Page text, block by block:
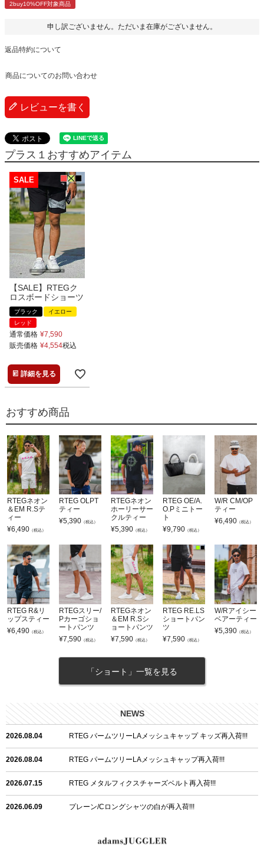
2buy10%OFF対象商品
申し訳ございません。ただいま在庫がございません。
返品特約について
商品についてのお問い合わせ
レビューを書く
プラス１おすすめアイテム
【SALE】RTEGク
ロスボードショーツ
ブラック
イエロー
レッド
通常価格 ¥7,590
販売価格 ¥4,554税込
詳細を見る
おすすめ商品
RTEGネオン
＆EM R.Sテ
ィー
¥6,490 （税込）
RTEG OLPT
ティー
¥5,390 （税込）
RTEGネオン
ホーリーサー
クルティー
¥5,390 （税込）
RTEG OE/A.
O.Pミニトー
ト
¥9,790 （税込）
W/R CM/OP
ティー
¥6,490 （税込）
RTEG R&リ
ップスティー
¥6,490 （税込）
RTEGスリー/
Pカーゴショ
ートパンツ
¥7,590 （税込）
RTEGネオン
＆EM R.Sシ
ョートパンツ
¥7,590 （税込）
RTEG RE.LS
ショートパン
ツ
¥7,590 （税込）
W/Rアイシー
ベアーティー
¥5,390 （税込）
「ショート」一覧を見る
NEWS
2026.08.04 RTEG パームツリーLAメッシュキャップ キッズ再入荷!!!
2026.08.04 RTEG パームツリーLAメッシュキャップ再入荷!!!
2026.07.15 RTEG メタルフィクスチャーズベルト再入荷!!!
2026.06.09 プレーン/Cロングシャツの白が再入荷!!!